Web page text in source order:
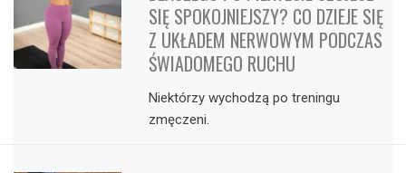
SIĘ SPOKOJNIEJSZY? CO DZIEJE SIĘ
Z UKŁADEM NERWOWYM PODCZAS
ŚWIADOMEGO RUCHU
Niektórzy wychodzą po treningu
zmęczeni.